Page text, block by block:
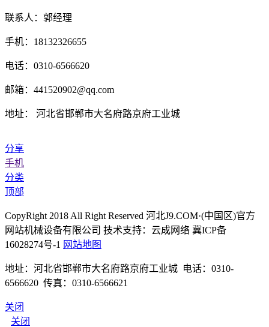
联系人：郭经理
手机：18132326655
电话：0310-6566620
邮箱：441520902@qq.com
地址： 河北省邯郸市大名府路京府工业城
分享
手机
分类
顶部
CopyRight 2018 All Right Reserved 河北J9.COM·(中国区)官方
网站机械设备有限公司 技术支持：云成网络 冀ICP备
16028274号-1 网站地图
地址：河北省邯郸市大名府路京府工业城 电话：0310-
6566620 传真：0310-6566621
关闭
关闭